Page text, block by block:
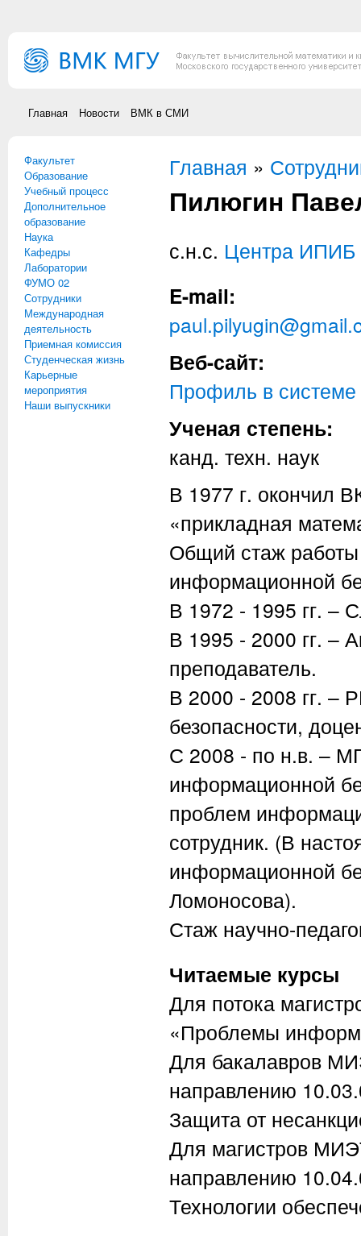
Главная Новости ВМК в СМИ
Факультет
Образование
Учебный процесс
Дополнительное
образование
Наука
Кафедры
Лаборатории
ФУМО 02
Сотрудники
Международная
деятельность
Приемная комиссия
Студенческая жизнь
Карьерные
мероприятия
Наши выпускники
Вы здесь
Главная »
Пилюгин
с.н.с. Центра ИПИБ
E-mail:
Веб-сайт:
Профиль в
Ученая степень:
канд. техн. наук
В 1977 г. окончил
«прикладная
Общий стаж работы
информационной
В 1972 - 1995 гг. –
В 1995 - 2000 гг.
преподаватель.
В 2000 - 2008 гг. –
безопасности,
С 2008 - по н.в. –
информационной
проблем
сотрудник. (В
информационной
Ломоносова).
Стаж научно-
Читаемые курсы
Для потока
«Проблемы
Для бакалавров
направлению
Защита от
Для магистров
направлению
Технологии